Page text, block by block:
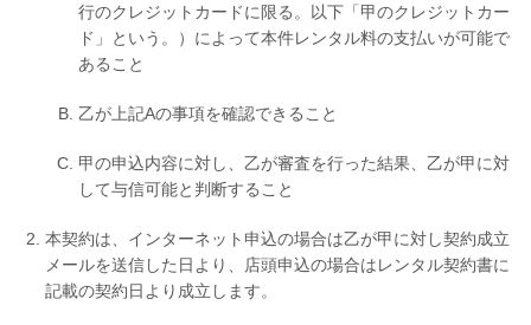
行のクレジットカードに限る。以下「甲のクレジットカー
ド」という。）によって本件レンタル料の支払いが可能で
あること
乙が上記Aの事項を確認できること
甲の申込内容に対し、乙が審査を行った結果、乙が甲に対
して与信可能と判断すること
本契約は、インターネット申込の場合は乙が甲に対し契約成立
メールを送信した日より、店頭申込の場合はレンタル契約書に
記載の契約日より成立します。